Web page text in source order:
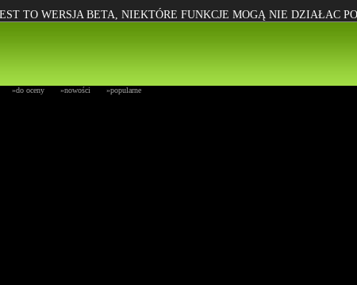
TO WERSJA BETA, NIEKTÓRE FUNKCJE MOGĄ NIE DZIAŁAC
»do oceny »nowości »popularne